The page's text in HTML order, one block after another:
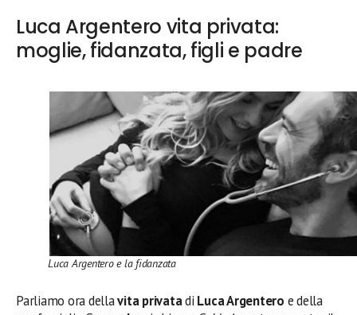
Luca Argentero vita privata:
moglie, fidanzata, figli e padre
Luca Argentero e la fidanzata
Parliamo ora dellavita privatadi Luca Argentero e della